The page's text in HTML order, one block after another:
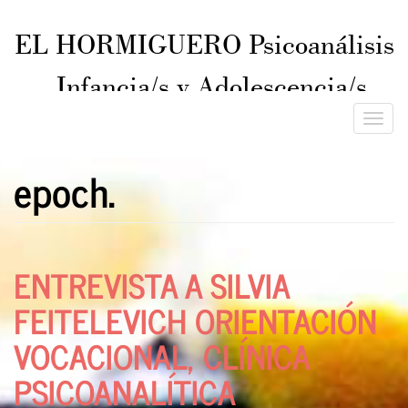
EL HORMIGUERO Psicoanálisis
Infancia/s y Adolescencia/s
Toggle
epoch.
ENTREVISTA A SILVIA
FEITELEVICH ORIENTACIÓN
VOCACIONAL, CLÍNICA
PSICOANALÍTICA